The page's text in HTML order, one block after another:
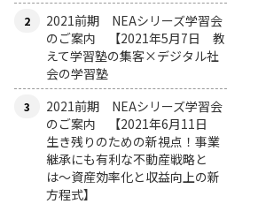
2021前期 NEAシリーズ学習会
のご案内 【2021年5月7日 教
えて学習塾の集客×デジタル社
会の学習塾
2021前期 NEAシリーズ学習会
のご案内 【2021年6月11日
生き残りのための新視点！事業
継承にも有利な不動産戦略と
は〜資産効率化と収益向上の新
方程式】